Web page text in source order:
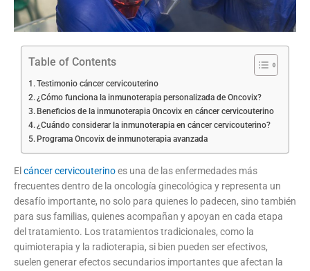
Table of Contents
Testimonio cáncer cervicouterino
¿Cómo funciona la inmunoterapia personalizada de Oncovix?
Beneficios de la inmunoterapia Oncovix en cáncer cervicouterino
¿Cuándo considerar la inmunoterapia en cáncer cervicouterino?
Programa Oncovix de inmunoterapia avanzada
El cáncer cervicouterinoes una de las enfermedades más
frecuentes dentro de la oncología ginecológica y representa un
desafío importante, no solo para quienes lo padecen, sino también
para sus familias, quienes acompañan y apoyan en cada etapa
del tratamiento. Los tratamientos tradicionales, como la
quimioterapia y la radioterapia, si bien pueden ser efectivos,
suelen generar efectos secundarios importantes que afectan la